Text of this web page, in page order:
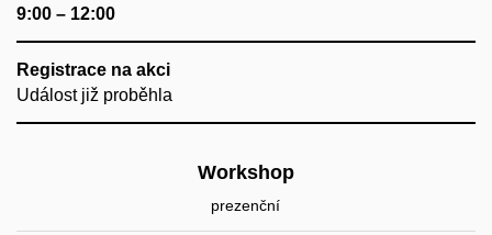
9:00 – 12:00
Registrace na akci
Událost již proběhla
Workshop
prezenční